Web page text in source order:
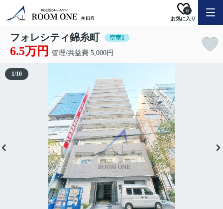
お気に入り
0
フォレシティ錦糸町 空室1
6.5万円 管理/共益費 5,000円
1/10